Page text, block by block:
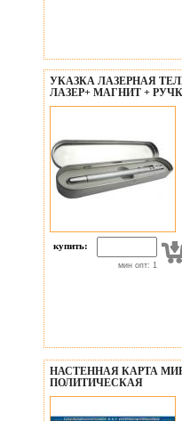
УКАЗКА ЛАЗЕРНАЯ
ЛАЗЕР+ МАГНИТ +
купить:
мин опт: 1
НАСТЕННАЯ КАРТА МИР
ПОЛИТИЧЕСКАЯ